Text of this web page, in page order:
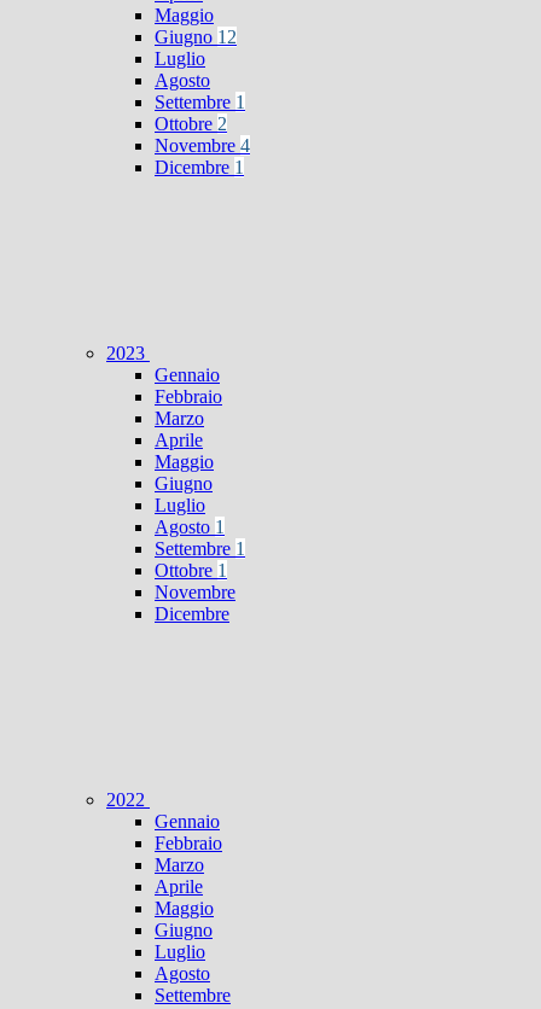
Maggio
Giugno 12
Luglio
Agosto
Settembre 1
Ottobre 2
Novembre 4
Dicembre 1
2023
Gennaio
Febbraio
Marzo
Aprile
Maggio
Giugno
Luglio
Agosto 1
Settembre 1
Ottobre 1
Novembre
Dicembre
2022
Gennaio
Febbraio
Marzo
Aprile
Maggio
Giugno
Luglio
Agosto
Settembre